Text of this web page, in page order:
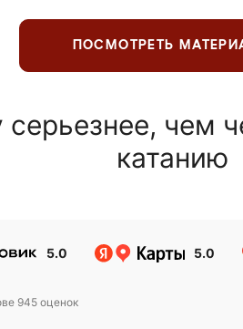
ПОСМОТРЕТЬ
чем
катанию
5.0 5.0
945 оценок